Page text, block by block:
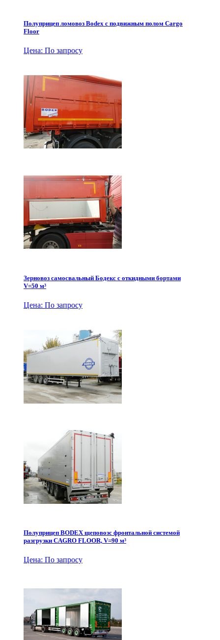
Полуприцеп ломовоз Bodex с подвижным полом Cargo
Floor
Цена: По запросу
Зерновоз самосвальный Бодекс с откидными бортами
V=50 м³
Цена: По запросу
Полуприцеп BODEX щеповозс фронтальной системой
разгрузки CAGRO FLOOR, V=90 м³
Цена: По запросу